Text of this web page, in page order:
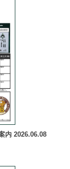
内 2026.06.08